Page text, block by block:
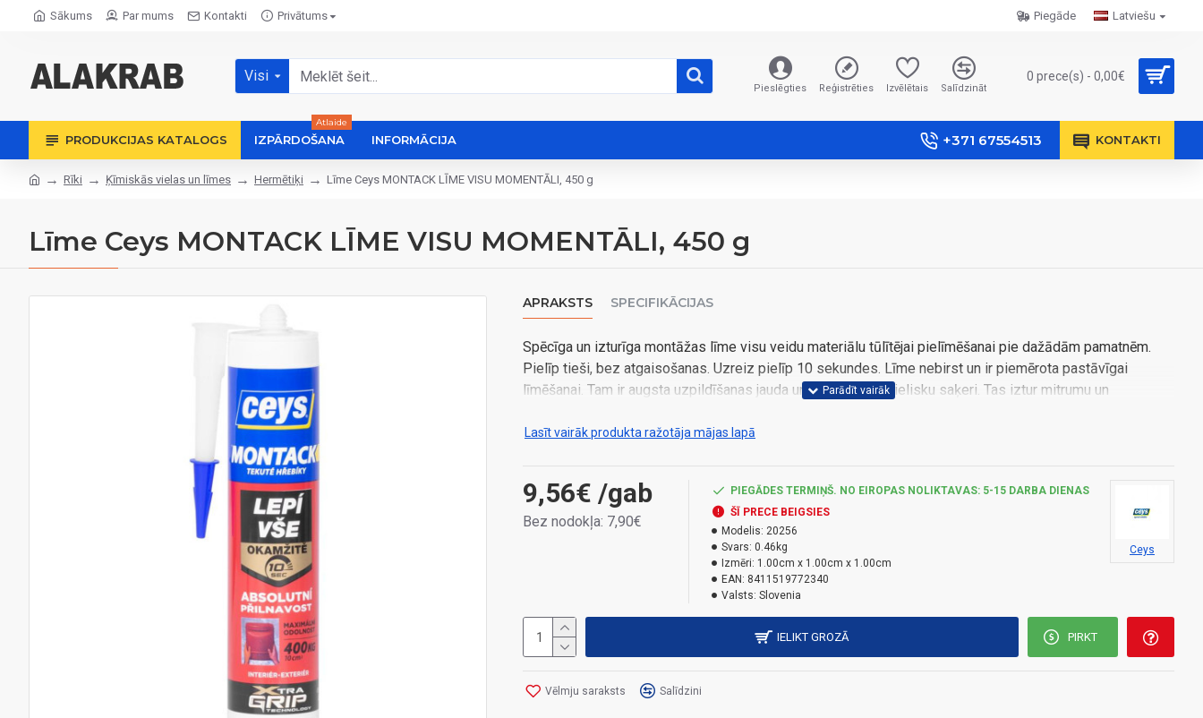
Sākums Par mums Kontakti Privātums Latviešu
Piegāde
Visi
Pieslēgties Reģistrēties Izvēlētais Salīdzināt
0 prece(s) - 0,00€
PRODUKCIJAS KATALOGS IZPĀRDOŠANA
Atlaide
INFORMĀCIJA +371 67554513 KONTAKTI
Rīki Ķīmiskās vielas un līmes Hermētiķi Līme Ceys MONTACK LĪME VISU MOMENTĀLI, 450 g
Līme Ceys MONTACK LĪME VISU MOMENTĀLI, 450 g
APRAKSTS SPECIFIKĀCIJAS
Spēcīga un izturīga montāžas līme visu veidu materiālu tūlītējai pielīmēšanai pie dažādām pamatnēm.
Pielīp tieši, bez atgaisošanas. Uzreiz pielīp 10 sekundes. Līme nebirst un ir piemērota pastāvīgai
līmēšanai. Tam ir augsta uzpildīšanas jauda un tā nodrošina lielisku saķeri. Tas iztur mitrumu un
Lasīt vairāk produkta ražotāja mājas lapā
9,56€ /gab
Bez nodokļa: 7,90€
PIEGĀDES TERMIŅŠ. NO EIROPAS NOLIKTAVAS: 5-15 DARBA DIENAS
ŠĪ PRECE BEIGSIES
Modelis: 20256
Svars: 0.46kg
Izmēri: 1.00cm x 1.00cm x 1.00cm
EAN: 8411519772340
Valsts: Slovenia
Ceys
IELIKT GROZĀ PIRKT
Vēlmju saraksts Salīdzini